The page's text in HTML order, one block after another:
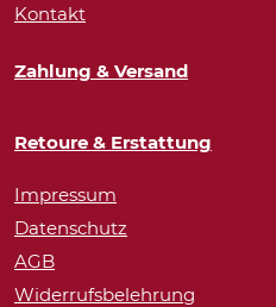
Kontakt
Zahlung & Versand
Retoure & Erstattung
Impressum
Datenschutz
AGB
Widerrufsbelehrung